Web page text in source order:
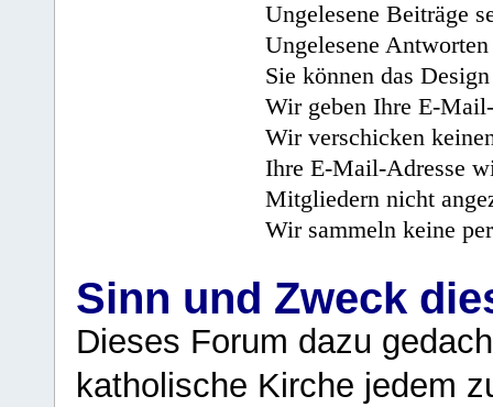
Ungelesene Beiträge
Ungelesene
Sie können das
Wir geben Ihre E-
Wir verschicken
Ihre E-Mail-Adresse
Mitgliedern nicht
Wir sammeln keine
Sinn und Zweck
Dieses Forum dazu
katholische Kirche jedem